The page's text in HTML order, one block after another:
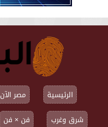
الرئيسية مصر الآن
شرق وغرب
فن × فن